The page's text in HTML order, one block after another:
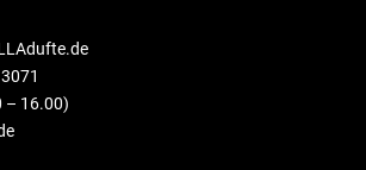
– 16.00)